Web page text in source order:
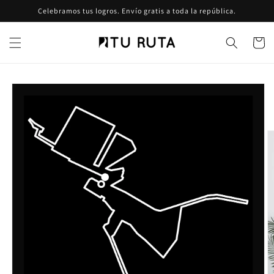
directamente
al contenido
Celebramos tus logros. Envío gratis a toda la república.
Carrito
directamente
del producto